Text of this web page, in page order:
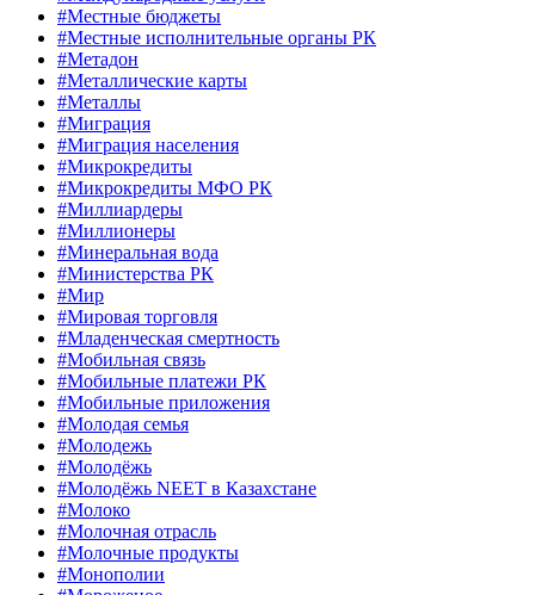
#Местные бюджеты
#Местные исполнительные органы РК
#Метадон
#Металлические карты
#Металлы
#Миграция
#Миграция населения
#Микрокредиты
#Микрокредиты МФО РК
#Миллиардеры
#Миллионеры
#Минеральная вода
#Министерства РК
#Мир
#Мировая торговля
#Младенческая смертность
#Мобильная связь
#Мобильные платежи РК
#Мобильные приложения
#Молодая семья
#Молодежь
#Молодёжь
#Молодёжь NEET в Казахстане
#Молоко
#Молочная отрасль
#Молочные продукты
#Монополии